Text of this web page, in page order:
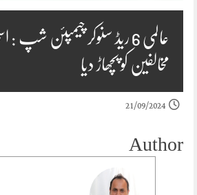
عالمی 6 ریڈ سنوکر چیمپئن
مخالفین کو پچھاڑ دیا
21/09/2024
Author